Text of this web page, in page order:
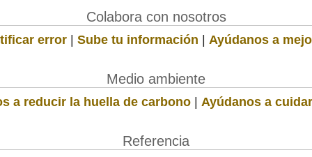
Colabora con nosotros
error | Sube tu información | Ayúdanos a
Medio ambiente
a reducir la huella de carbono | Ayúdanos a
Referencia